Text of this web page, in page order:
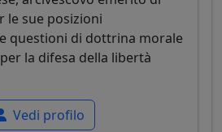
le sue posizioni
questioni di dottrina morale
la difesa della libertà
Vedi profilo